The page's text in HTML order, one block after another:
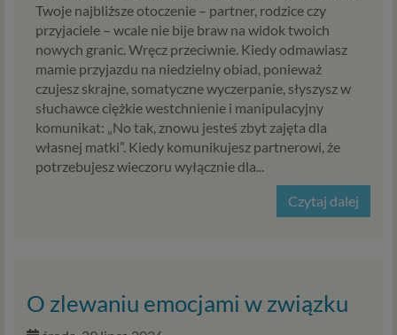
Twoje najbliższe otoczenie – partner, rodzice czy
przyjaciele – wcale nie bije braw na widok twoich
nowych granic. Wręcz przeciwnie. Kiedy odmawiasz
mamie przyjazdu na niedzielny obiad, ponieważ
czujesz skrajne, somatyczne wyczerpanie, słyszysz w
słuchawce ciężkie westchnienie i manipulacyjny
komunikat: „No tak, znowu jesteś zbyt zajęta dla
własnej matki”. Kiedy komunikujesz partnerowi, że
potrzebujesz wieczoru wyłącznie dla...
Czytaj dalej
O zlewaniu emocjami w związku